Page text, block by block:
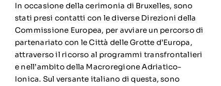
In occasione della cerimonia di Bruxelles, sono
stati presi contatti con le diverse Direzioni della
Commissione Europea, per avviare un percorso di
partenariato con le Città delle Grotte d’Europa,
attraverso il ricorso al programmi transfrontalieri
e nell’ambito della Macroregione Adriatico-
Ionica. Sul versante italiano di questa, sono